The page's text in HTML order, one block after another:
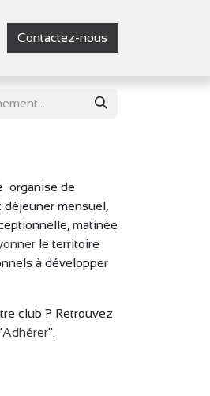
Contactez-nous
organise de
mensuel,
matinée
le territoire
à développer
club ? Retrouvez
Adhérer".